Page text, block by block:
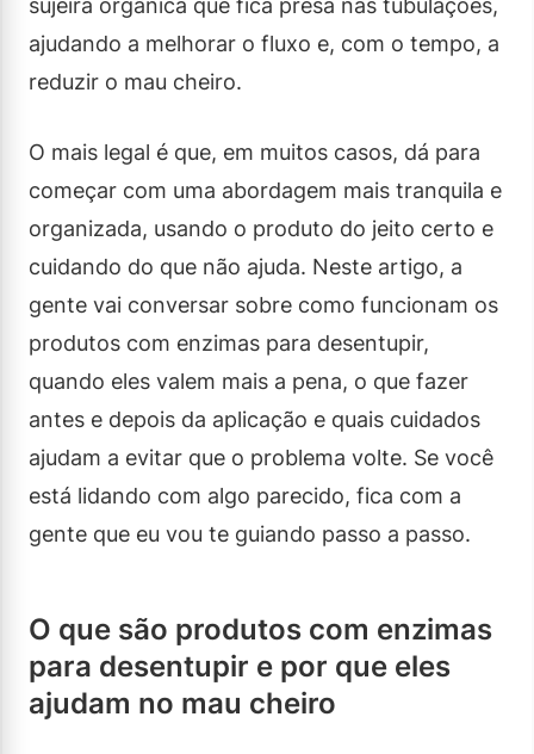
sujeira orgânica que fica presa nas tubulações,
ajudando a melhorar o fluxo e, com o tempo, a
reduzir o mau cheiro.
O mais legal é que, em muitos casos, dá para
começar com uma abordagem mais tranquila e
organizada, usando o produto do jeito certo e
cuidando do que não ajuda. Neste artigo, a
gente vai conversar sobre como funcionam os
produtos com enzimas para desentupir,
quando eles valem mais a pena, o que fazer
antes e depois da aplicação e quais cuidados
ajudam a evitar que o problema volte. Se você
está lidando com algo parecido, fica com a
gente que eu vou te guiando passo a passo.
O que são produtos com enzimas
para desentupir e por que eles
ajudam no mau cheiro